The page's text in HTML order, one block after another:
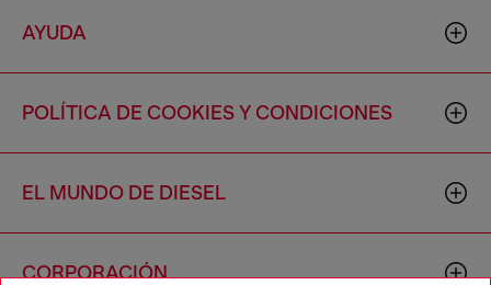
AYUDA
POLÍTICA DE COOKIES Y CONDICIONES
EL MUNDO DE DIESEL
CORPORACIÓN